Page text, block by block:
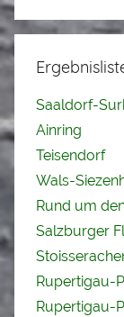
Saaldorf-
Ainring
Teisendorf
Wals-
Rund um
Salzburger
Rupertigau-
Rupertigau-